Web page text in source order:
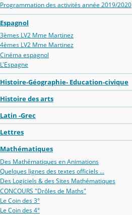
Programmation des activités année 2019/2020
Espagnol
3èmes LV2 Mme Martinez
4èmes LV2 Mme Martinez
Cinéma espagnol
L'Espagne
Histoire-Géographie- Education-civique
Histoire des arts
Latin -Grec
Lettres
Mathématiques
Des Mathématiques en Animations
Quelques lignes des textes officiels ...
Des Logiciels & des Sites Mathématiques
CONCOURS "Drôles de Maths"
Le Coin des 3°
Le Coin des 4°